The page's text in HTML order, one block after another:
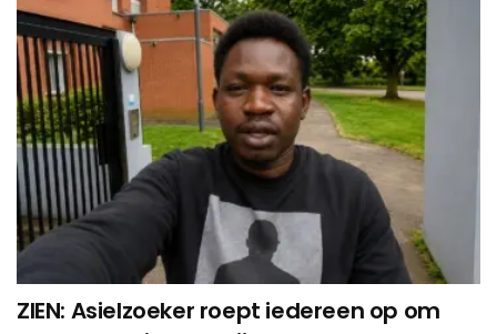
ZIEN: Asielzoeker roept iedereen op om